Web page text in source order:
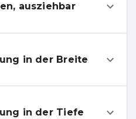
ausziehbar
in der Breite
in der Tiefe